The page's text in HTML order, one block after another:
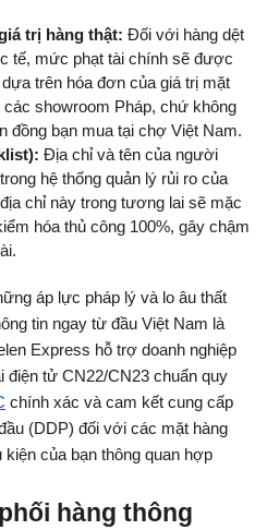
trị hàng thật: Đối với hàng dệt
tế, mức phạt tài chính sẽ được
trên hóa đơn của giá trị mặt
các showroom Pháp, chứ không
đồng bạn mua tại chợ Việt Nam.
Địa chỉ và tên của người
hệ thống quản lý rủi ro của
chỉ này trong tương lai sẽ mặc
hóa thủ công 100%, gây chậm
áp lực pháp lý và lo âu thất
tin ngay từ đầu Việt Nam là
Express hỗ trợ doanh nghiệp
điện tử CN22/CN23 chuẩn quy
chính xác và cam kết cung cấp
(DDP) đối với các mặt hàng
của bạn thông quan hợp
hàng thông